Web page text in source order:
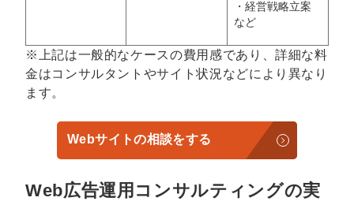
・経営戦略立案
など
※上記は一般的なケースの費用感であり、詳細な料
金はコンサルタントやサイト状況などにより異なり
ます。
Webサイトの相談をする
Web広告運用コンサルティングの実